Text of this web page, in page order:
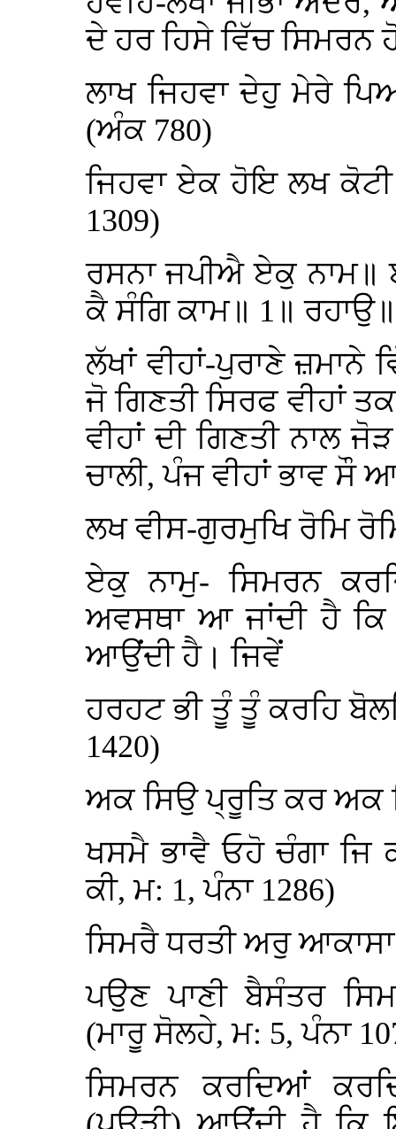
ਦੇ ਹਰ ਹਿਸੇ ਵਿੱਚ ਸਿਮਰਨ
ਲਾਖ ਜਿਹਵਾ ਦੇਹੁ ਮੇਰੇ
(ਅੰਕ 780)
ਜਿਹਵਾ ਏਕ ਹੋਇ ਲਖ
1309)
ਰਸਨਾ ਜਪੀਐ ਏਕੁ
ਕੈ ਸੰਗਿ ਕਾਮ॥ 1॥
ਲੱਖਾਂ ਵੀਹਾਂ-ਪੁਰਾਣੇ
ਜੋ ਗਿਣਤੀ ਸਿਰਫ ਵੀਹਾਂ
ਵੀਹਾਂ ਦੀ ਗਿਣਤੀ ਨਾਲ
ਚਾਲੀ, ਪੰਜ ਵੀਹਾਂ ਭਾਵ ਸੌ
ਲਖ ਵੀਸ-ਗੁਰਮੁਖਿ ਰੋਮਿ
ਏਕੁ ਨਾਮੁ- ਸਿਮਰਨ
ਅਵਸਥਾ ਆ ਜਾਂਦੀ ਹੈ
ਆਉਂਦੀ ਹੈ। ਜਿਵੇਂ
ਹਰਹਟ ਭੀ ਤੂੰ ਤੂੰ ਕਰਹਿ
1420)
ਅਕ ਸਿਉ ਪ੍ਰੂਤਿ ਕਰ ਅਕ
ਖਸਮੈ ਭਾਵੈ ਓਹੋ ਚੰਗਾ ਜਿ
ਕੀ, ਮ: 1, ਪੰਨਾ 1286)
ਸਿਮਰੈ ਧਰਤੀ ਅਰੁ
ਪਉਣ ਪਾਣੀ ਬੈਸੰਤਰ
(ਮਾਰੂ ਸੋਲਹੇ, ਮ: 5, ਪੰਨਾ
ਸਿਮਰਨ ਕਰਦਿਆਂ